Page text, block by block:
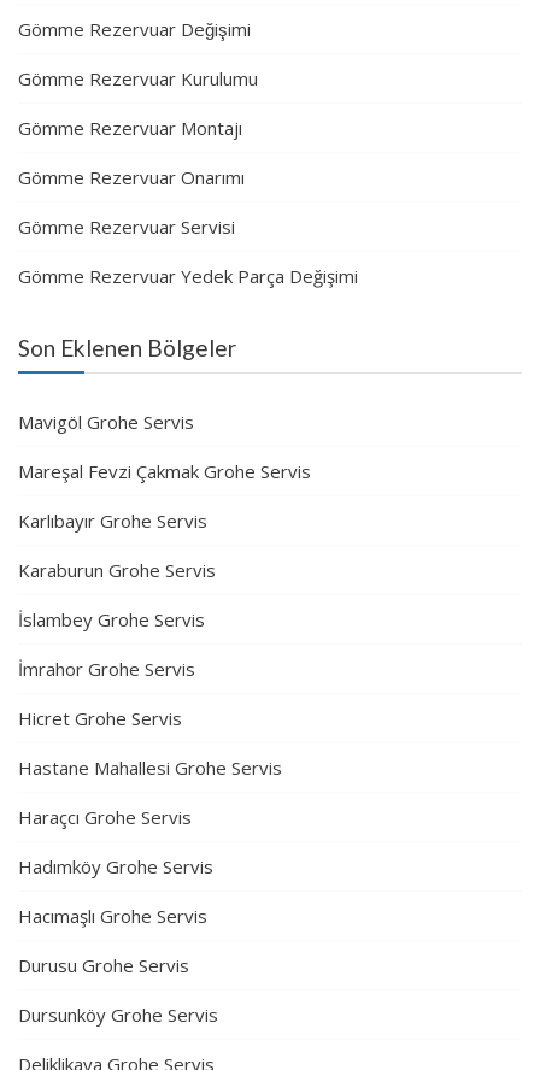
Gömme Rezervuar Değişimi
Gömme Rezervuar Kurulumu
Gömme Rezervuar Montajı
Gömme Rezervuar Onarımı
Gömme Rezervuar Servisi
Gömme Rezervuar Yedek Parça Değişimi
Son Eklenen Bölgeler
Mavigöl Grohe Servis
Mareşal Fevzi Çakmak Grohe Servis
Karlıbayır Grohe Servis
Karaburun Grohe Servis
İslambey Grohe Servis
İmrahor Grohe Servis
Hicret Grohe Servis
Hastane Mahallesi Grohe Servis
Haraçcı Grohe Servis
Hadımköy Grohe Servis
Hacımaşlı Grohe Servis
Durusu Grohe Servis
Dursunköy Grohe Servis
Deliklikaya Grohe Servis